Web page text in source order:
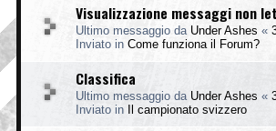
Visualizzazione messaggi non
Ultimo messaggio da Under Ashes «
Inviato in Come funziona il Forum?
Classifica
Ultimo messaggio da Under Ashes «
Inviato in
Il campionato svizzero